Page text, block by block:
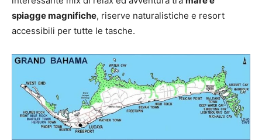
spiagge magnifiche, riserve naturalistiche e resort
accessibili per tutte le tasche.